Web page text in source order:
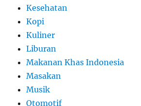
Kesehatan
Kopi
Kuliner
Liburan
Makanan Khas Indonesia
Masakan
Musik
Otomotif